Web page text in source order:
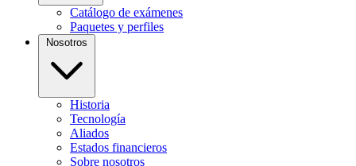
Catálogo de exámenes
Paquetes y perfiles
Historia
Tecnología
Aliados
Estados financieros
Sobre nosotros